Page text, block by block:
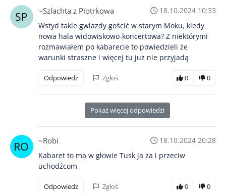
~Szlachta z Piotrkowa
18.10.2024 10:33
Wstyd takie gwiazdy gościć w starym Moku, kiedy
nowa hala widowiskowo-koncertowa? Z niektórymi
rozmawiałem po kabarecie to powiedzieli że
warunki straszne i więcej tu już nie przyjadą
Odpowiedz Zgłoś 0 0
Pokaż więcej odpowiedzi
~Robi
18.10.2024 20:28
Kabaret to ma w głowie Tusk ja za i przeciw
uchodźcom
Odpowiedz Zgłoś 0 0